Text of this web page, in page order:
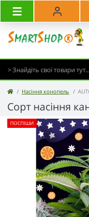
Насіння конопель
Сорт насіння
ПОСПІШИ